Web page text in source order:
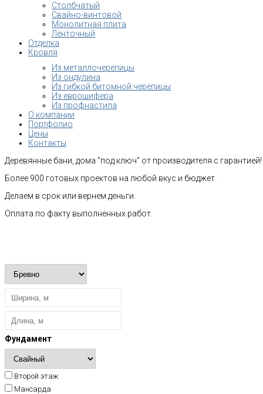
Столбчатый
Свайно-винтовой
Монолитная плита
Ленточный
Отделка
Кровля
Из металлочерепицы
Из ондулина
Из гибкой битомной черепицы
Из еврошифера
Из профнастила
О компании
Портфолио
Цены
Контакты
Деревянные бани, дома "под ключ" от производителя с гарантией!
Более 900 готовых проектов на любой вкус и бюджет.
Делаем в срок или вернем деньги.
Оплата по факту выполненных работ.
Фундамент
Второй этаж
Мансарда